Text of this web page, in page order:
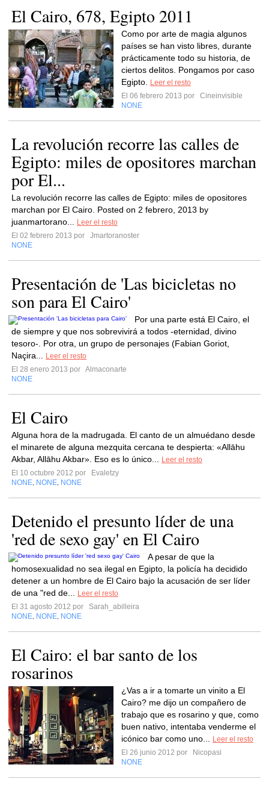
El Cairo, 678, Egipto 2011
Como por arte de magia algunos
países se han visto libres, durante
prácticamente todo su historia, de
ciertos delitos. Pongamos por caso
Egipto.
Leer el resto
El 06 febrero 2013 por
Cineinvisible
NONE
La revolución recorre las calles de
Egipto: miles de opositores marchan
por El...
La revolución recorre las calles de Egipto: miles de opositores
marchan por El Cairo. Posted on 2 febrero, 2013 by
juanmartorano...
Leer el resto
El 02 febrero 2013 por
Jmartoranoster
NONE
Presentación de 'Las bicicletas no
son para El Cairo'
Por una parte está El Cairo, el
de siempre y que nos sobrevivirá a todos -eternidad, divino
tesoro-. Por otra, un grupo de personajes (Fabian Goriot,
Naçira...
Leer el resto
El 28 enero 2013 por Almaconarte
NONE
El Cairo
Alguna hora de la madrugada. El canto de un almuédano desde
el minarete de alguna mezquita cercana te despierta: «Allāhu
Akbar, Allāhu Akbar». Eso es lo único...
Leer el resto
El 10 octubre 2012 por
Evaletzy
NONE NONE NONE
Detenido el presunto líder de una
'red de sexo gay' en El Cairo
A pesar de que la
homosexualidad no sea ilegal en Egipto, la policía ha decidido
detener a un hombre de El Cairo bajo la acusación de ser líder
de una "red de...
Leer el resto
El 31 agosto 2012 por
Sarah_abilleira
NONE NONE NONE
El Cairo: el bar santo de los
rosarinos
¿Vas a ir a tomarte un vinito a El
Cairo? me dijo un compañero de
trabajo que es rosarino y que, como
buen nativo, intentaba venderme el
icónico bar como uno...
Leer el resto
El 26 junio 2012 por
Nicopasi
NONE